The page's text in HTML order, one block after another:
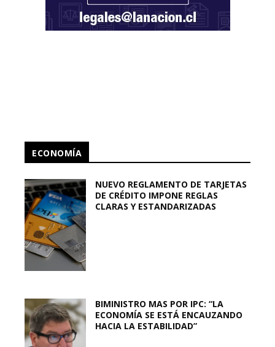
ECONOMÍA
NUEVO REGLAMENTO DE TARJETAS
DE CRÉDITO IMPONE REGLAS
CLARAS Y ESTANDARIZADAS
BIMINISTRO MAS POR IPC: “LA
ECONOMÍA SE ESTÁ ENCAUZANDO
HACIA LA ESTABILIDAD”